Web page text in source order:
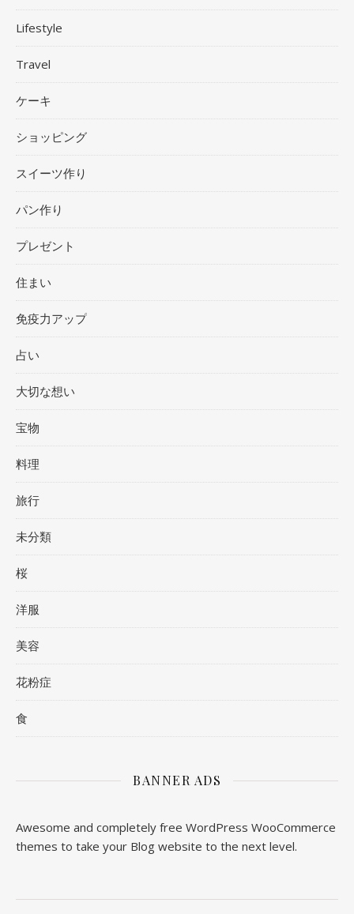
Lifestyle
Travel
ケーキ
ショッピング
スイーツ作り
パン作り
プレゼント
住まい
免疫力アップ
占い
大切な想い
宝物
料理
旅行
未分類
桜
洋服
美容
花粉症
食
BANNER ADS
Awesome and completely free WordPress WooCommerce
themes to take your Blog website to the next level.